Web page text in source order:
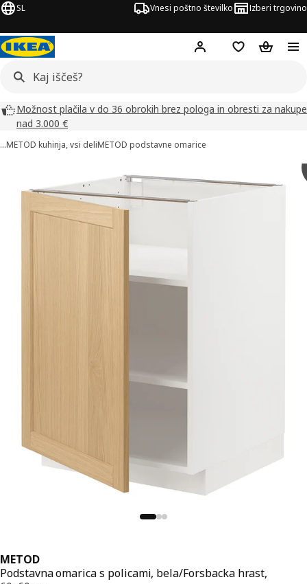
SL Vnesi poštno številko Izberi trgovino
Hej! Prijava ali
Seznam želja
Možnost plačila v do 36 obrokih brez pologa in obresti za nakupe
nad 3.000 €
…METOD kuhinja, vsi deliMETOD podstavne omarice
METOD
Podstavna omarica s policami, bela/Forsbacka hrast,